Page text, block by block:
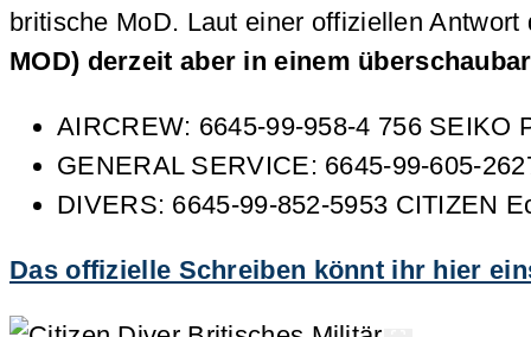
britische MoD. Laut einer offiziellen
MOD) derzeit aber in einem
AIRCREW: 6645-99-958-4 756
GENERAL SERVICE: 6645-99-605-
DIVERS: 6645-99-852-5953 CITIZEN
Das offizielle Schreiben könnt ihr hier